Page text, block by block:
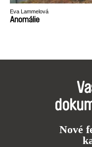
Eva Lammelová
Anomálie
Nové